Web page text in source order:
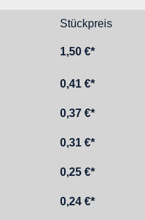
Stückpreis
1,50 €*
0,41 €*
0,37 €*
0,31 €*
0,25 €*
0,24 €*